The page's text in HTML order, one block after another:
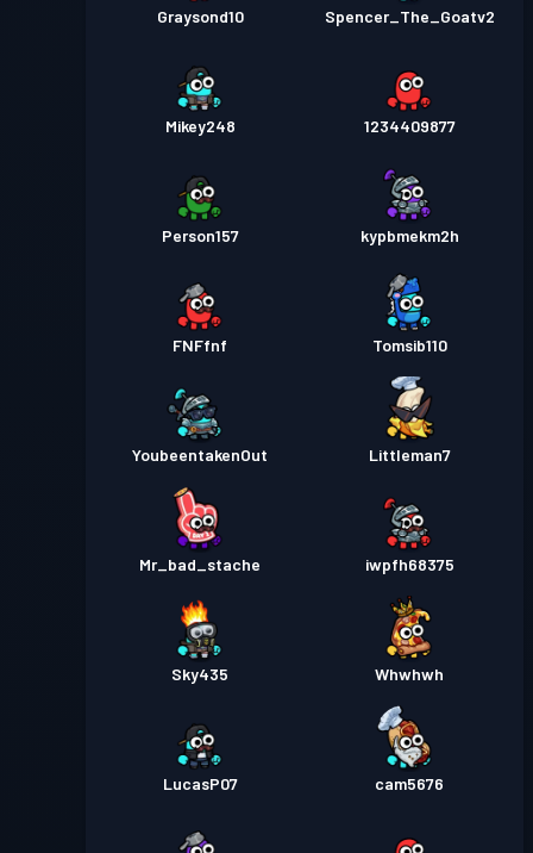
Graysond10 Spencer_The_Goatv2
Mikey248 1234409877
Person157 kypbmekm2h
FNFfnf Tomsib110
YoubeentakenOut Littleman7
Mr_bad_stache iwpfh68375
Sky435 Whwhwh
LucasP07 cam5676